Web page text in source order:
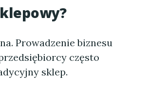
Prowadzenie biznesu
często
sklep.